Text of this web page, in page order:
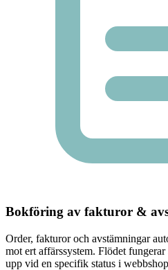
Bokföring av fakturor &
Order, fakturor och avstämningar
mot ert affärssystem. Flödet
upp vid en specifik status i